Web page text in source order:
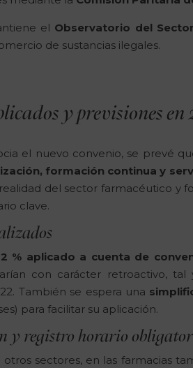
el Observatorio del Sector
de sustancias ilegales.
y previsiones en
el nuevo convenio, se prevé
formación continua y
del sector farmacéutico
clave.
2 % aplicado a cuenta de
con carácter retroactivo,
También se espera una
para facilitar su aplicación.
y registro horario
sectores, en las farmacias